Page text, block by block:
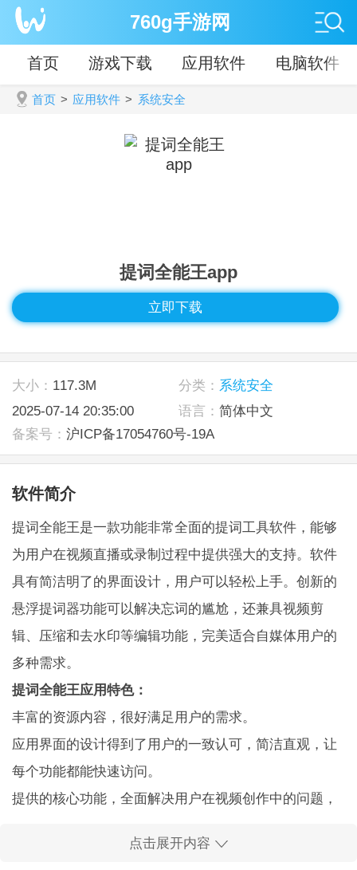
760g手游网
首页 游戏下载 应用软件 电脑软件
首页 > 应用软件 > 系统安全
提词全能王app
立即下载
大小： 117.3M 分类： 系统安全
2025-07-14 20:35:00
语言： 简体中文
备案号： 沪ICP备17054760号-19A
软件简介
提词全能王是一款功能非常全面的提词工具软件，能够
为用户在视频直播或录制过程中提供强大的支持。软件
具有简洁明了的界面设计，用户可以轻松上手。创新的
悬浮提词器功能可以解决忘词的尴尬，还兼具视频剪
辑、压缩和去水印等编辑功能，完美适合自媒体用户的
多种需求。
提词全能王应用特色：
丰富的资源内容，很好满足用户的需求。
应用界面的设计得到了用户的一致认可，简洁直观，让
每个功能都能快速访问。
提供的核心功能，全面解决用户在视频创作中的问题，
带来的内容都是免费，用户能够享受到真正的实惠。
点击展开内容